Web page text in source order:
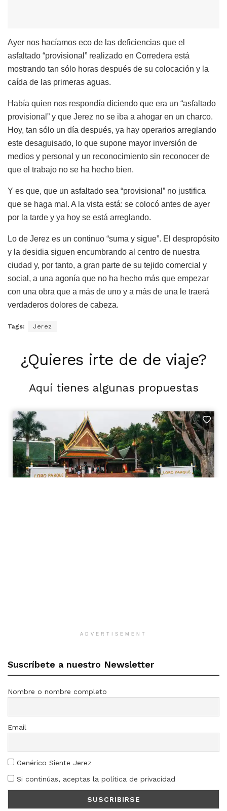
Ayer nos hacíamos eco de las deficiencias que el
asfaltado “provisional” realizado en Corredera está
mostrando tan sólo horas después de su colocación y la
caída de las primeras aguas.
Había quien nos respondía diciendo que era un “asfaltado
provisional” y que Jerez no se iba a ahogar en un charco.
Hoy, tan sólo un día después, ya hay operarios arreglando
este desaguisado, lo que supone mayor inversión de
medios y personal y un reconocimiento sin reconocer de
que el trabajo no se ha hecho bien.
Y es que, que un asfaltado sea “provisional” no justifica
que se haga mal. A la vista está: se colocó antes de ayer
por la tarde y ya hoy se está arreglando.
Lo de Jerez es un continuo “suma y sigue”. El despropósito
y la desidia siguen encumbrando al centro de nuestra
ciudad y, por tanto, a gran parte de su tejido comercial y
social, a una agonía que no ha hecho más que empezar
con una obra que a más de uno y a más de una le traerá
verdaderos dolores de cabeza.
Tags: Jerez
¿Quieres irte de de viaje?
Aquí tienes algunas propuestas
ADVERTISEMENT
Suscríbete a nuestro Newsletter
Nombre o nombre completo
Email
Genérico Siente Jerez
Si continúas, aceptas la política de privacidad